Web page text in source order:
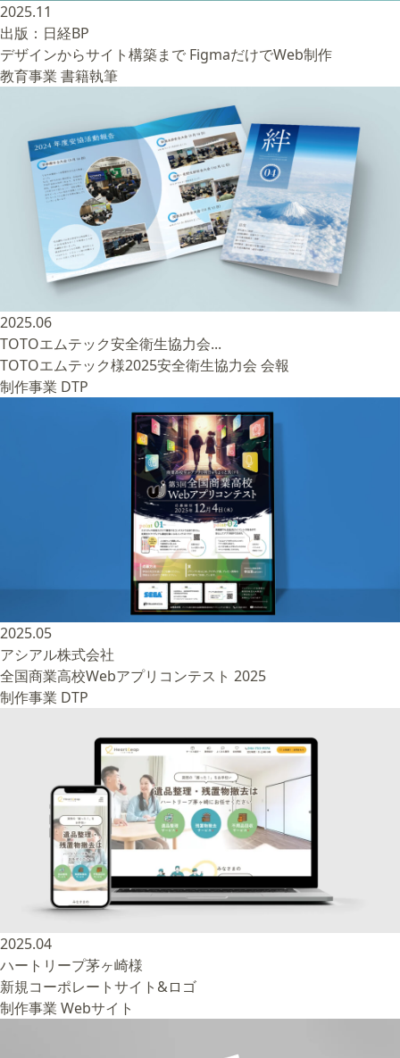
2025.11
出版：日経BP
デザインからサイト構築まで FigmaだけでWeb制作
教育事業 書籍執筆
2025.06
TOTOエムテック安全衛生協力会...
TOTOエムテック様2025安全衛生協力会 会報
制作事業 DTP
2025.05
アシアル株式会社
全国商業高校Webアプリコンテスト 2025
制作事業 DTP
2025.04
ハートリープ茅ヶ崎様
新規コーポレートサイト&ロゴ
制作事業 Webサイト